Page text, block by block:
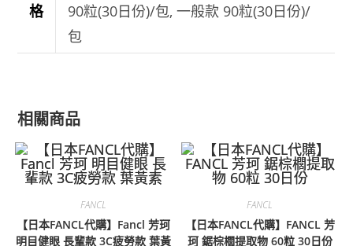
格
90粒(30日份)/包, 一般款 90粒(30日份)/
包
相關商品
FANCL
【日本FANCL代購】Fancl 芳珂
明目健眼 長輩款 3C疲勞款 葉黃
FANCL
【日本FANCL代購】FANCL 芳
珂 鋸棕櫚提取物 60粒 30日份